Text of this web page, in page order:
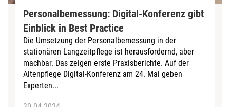
Personalbemessung: Digital-Konferenz gibt
Einblick in Best Practice
Die Umsetzung der Personalbemessung in der
stationären Langzeitpflege ist herausfordernd, aber
machbar. Das zeigen erste Praxisberichte. Auf der
Altenpflege Digital-Konferenz am 24. Mai geben
Experten...